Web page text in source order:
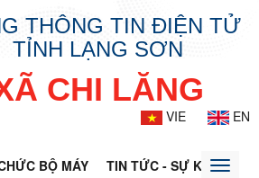
THÔNG TIN ĐIỆN TỬ
TỈNH LẠNG SƠN
CHI LĂNG
VIE EN
BỘ MÁY TIN TỨC - SỰ KIỆNToggle